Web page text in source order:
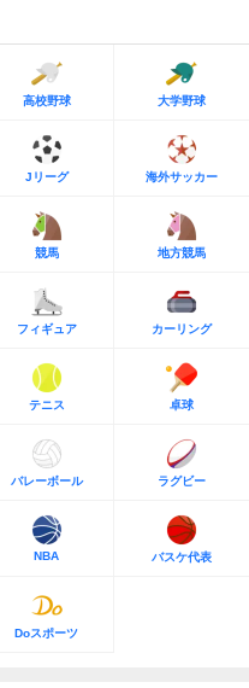
高校野球 大学野球
Jリーグ 海外サッカー
競馬 地方競馬
フィギュア カーリング
テニス 卓球
バレーボール ラグビー
NBA バスケ代表
Doスポーツ